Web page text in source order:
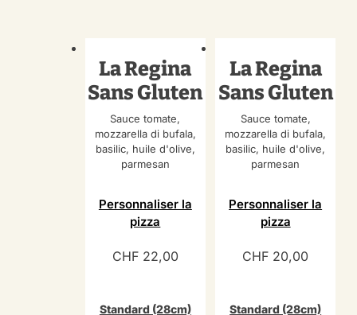
La Regina
Sans Gluten
Sauce tomate,
mozzarella di bufala,
basilic, huile d'olive,
parmesan
Personnaliser la
pizza
CHF22,00
Standard (28cm)
La Regina
Sans Gluten
Sauce tomate,
mozzarella di bufala,
basilic, huile d'olive,
parmesan
Personnaliser la
pizza
CHF 20,00
Standard (28cm)